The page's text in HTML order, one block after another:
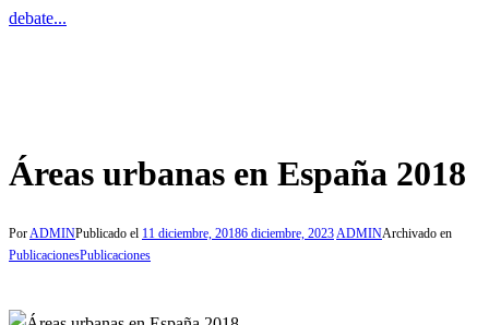
debate...
Áreas urbanas en España 2018
PorADMINPublicado el 11 diciembre, 20186 diciembre, 2023ADMINArchivado en
PublicacionesPublicaciones